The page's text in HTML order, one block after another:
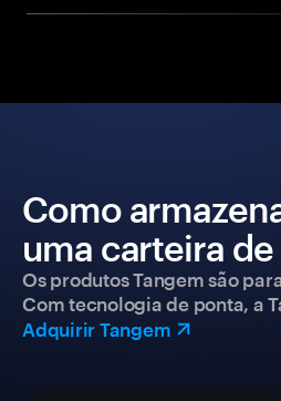
Como
uma carteira
Os produtos Tangem são
Com tecnologia de ponta, a
Adquirir Tangem